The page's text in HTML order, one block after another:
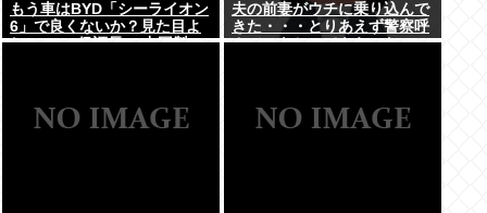
もう車はBYD「シーライオン
6」で良くないか？見た目よ
し.PH.EV.保証長い.中国製…
夫の前妻がウチに乗り込んで
きた・・・とりあえず警察呼
んでひきとってもらった